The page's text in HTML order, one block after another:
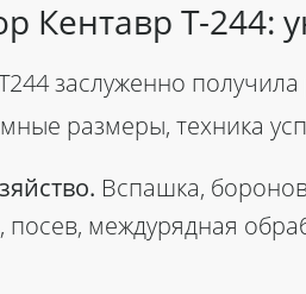
Кентавр Т-244:
заслуженно
размеры, техника
Вспашка,
посев, междурядная